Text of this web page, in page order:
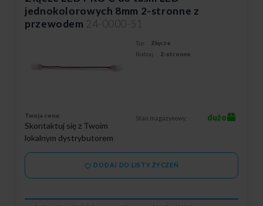
jednokolorowych 8mm 2-stronne z
przewodem 24-0000-51
Typ:
Złącze
Rodzaj:
2-stronne
Twoja cena:
Skontaktuj się z Twoim
lokalnym dystrybutorem
Stan magazynowy: dużo
DODAJ DO LISTY ŻYCZEŃ